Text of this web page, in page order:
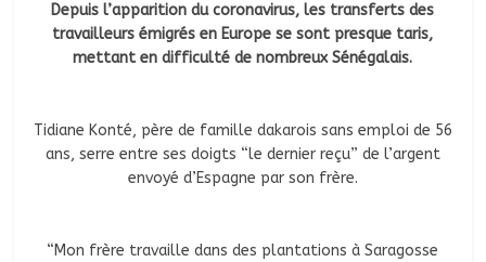
Depuis l’apparition du coronavirus, les transferts des
travailleurs émigrés en Europe se sont presque taris,
mettant en difficulté de nombreux Sénégalais.
Tidiane Konté, père de famille dakarois sans emploi de 56
ans, serre entre ses doigts “le dernier reçu” de l’argent
envoyé d’Espagne par son frère.
“Mon frère travaille dans des plantations à Saragosse